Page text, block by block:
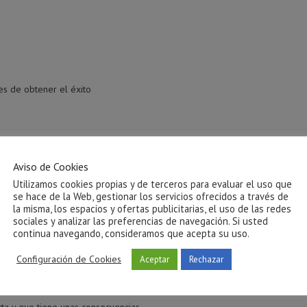
de obtener el éxito
de su hermano
Aviso de Cookies
Utilizamos cookies propias y de terceros para evaluar el uso que
se hace de la Web, gestionar los servicios ofrecidos a través de
la misma, los espacios y ofertas publicitarias, el uso de las redes
sociales y analizar las preferencias de navegación. Si usted
continua navegando, consideramos que acepta su uso.
Configuración de Cookies Aceptar Rechazar